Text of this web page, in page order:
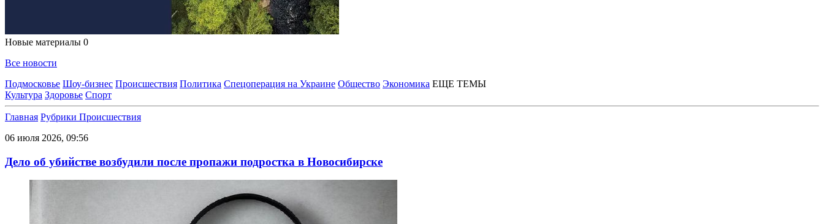
Новые материалы 0
Все новости
Подмосковье Шоу-бизнес Происшествия Политика Спецоперация на Украине Общество Экономика ЕЩЕ ТЕМЫ
Культура Здоровье Спорт
Главная Рубрики Происшествия
06 июля 2026, 09:56
Дело об убийстве возбудили после пропажи подростка в Новосибирске